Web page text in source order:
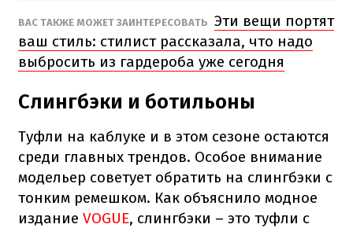
ВАС ТАКЖЕ МОЖЕТ ЗАИНТЕРЕСОВАТЬ Эти вещи портят
ваш стиль: стилист рассказала, что надо
выбросить из гардероба уже сегодня
Слингбэки и ботильоны
Туфли на каблуке и в этом сезоне остаются
среди главных трендов. Особое внимание
модельер советует обратить на слингбэки с
тонким ремешком. Как объяснило модное
издание VOGUE, слингбэки – это туфли с